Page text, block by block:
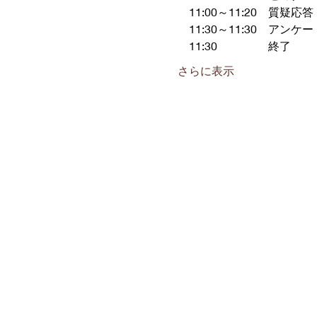
11:00～11:20　質疑応答
11:30～11:30　アンケー
11:30　　　　  終了
さらに表示